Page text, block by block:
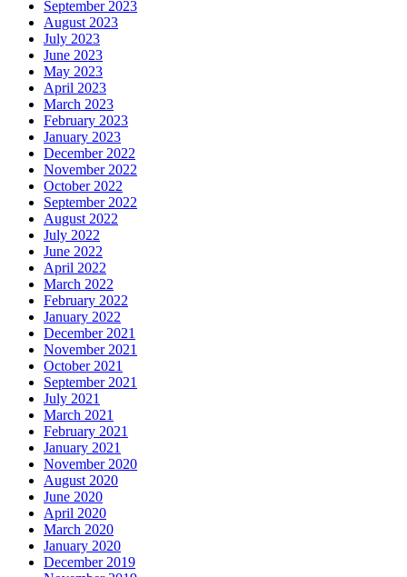
September 2023
August 2023
July 2023
June 2023
May 2023
April 2023
March 2023
February 2023
January 2023
December 2022
November 2022
October 2022
September 2022
August 2022
July 2022
June 2022
April 2022
March 2022
February 2022
January 2022
December 2021
November 2021
October 2021
September 2021
July 2021
March 2021
February 2021
January 2021
November 2020
August 2020
June 2020
April 2020
March 2020
January 2020
December 2019